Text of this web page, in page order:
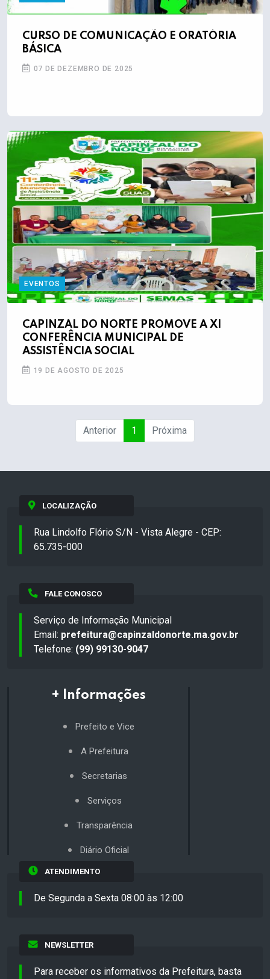
CURSO DE COMUNICAÇÃO E ORATÓRIA
BÁSICA
07 DE DEZEMBRO DE 2025
EVENTOS
CAPINZAL DO NORTE PROMOVE A XI
CONFERÊNCIA MUNICIPAL DE
ASSISTÊNCIA SOCIAL
19 DE AGOSTO DE 2025
Anterior 1 Próxima
LOCALIZAÇÃO
Rua Lindolfo Flório S/N - Vista Alegre - CEP:
65.735-000
FALE CONOSCO
Serviço de Informação Municipal
Email: prefeitura@capinzaldonorte.ma.gov.br
Telefone: (99) 99130-9047
+ Informações
Prefeito e Vice
A Prefeitura
Secretarias
Serviços
Transparência
Diário Oficial
ATENDIMENTO
De Segunda a Sexta 08:00 às 12:00
NEWSLETTER
Para receber os informativos da Prefeitura, basta